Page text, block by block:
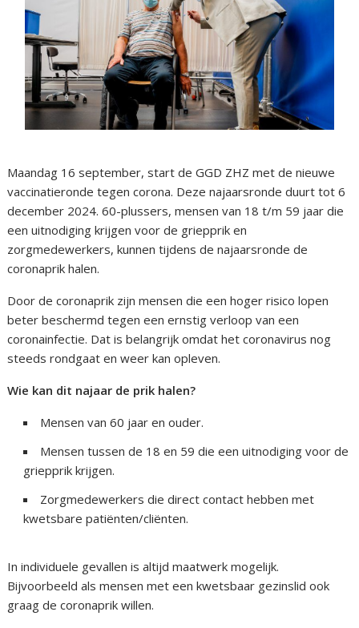
Maandag 16 september, start de GGD ZHZ met de nieuwe
vaccinatieronde tegen corona. Deze najaarsronde duurt tot 6
december 2024. 60-plussers, mensen van 18 t/m 59 jaar die
een uitnodiging krijgen voor de griepprik en
zorgmedewerkers, kunnen tijdens de najaarsronde de
coronaprik halen.
Door de coronaprik zijn mensen die een hoger risico lopen
beter beschermd tegen een ernstig verloop van een
coronainfectie. Dat is belangrijk omdat het coronavirus nog
steeds rondgaat en weer kan opleven.
Wie kan dit najaar de prik halen?
Mensen van 60 jaar en ouder.
Mensen tussen de 18 en 59 die een uitnodiging voor de
griepprik krijgen.
Zorgmedewerkers die direct contact hebben met
kwetsbare patiënten/cliënten.
In individuele gevallen is altijd maatwerk mogelijk.
Bijvoorbeeld als mensen met een kwetsbaar gezinslid ook
graag de coronaprik willen.